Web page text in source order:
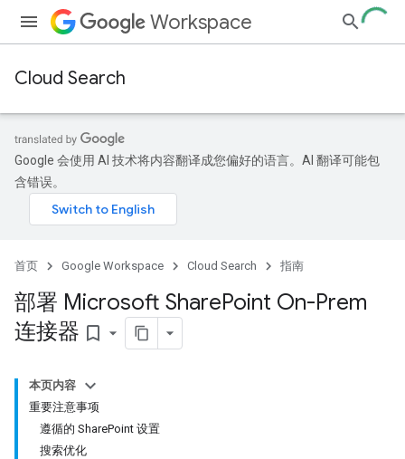
Workspace
Cloud Search
Google 会使用 AI 技术将内容翻译成您偏好的语言。AI 翻译可能包
含错误。
首页 Google Workspace Cloud Search 指南
部署 Microsoft SharePoint On-Prem
连接器 bookmark_border
本页内容
重要注意事项
遵循的 SharePoint 设置
搜索优化